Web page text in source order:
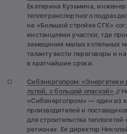
Екатерина Кузьмина,
теплотранспортного
на «Большой стройке СГК»
инстанциями участки, где
замещения малых котельных
таланту вести переговоры и
в кратчайшие сроки.
Сибэнергопром: «Энергетики
лупой, с большой опаской» //
«Сибэнергопром» — один из
производителей и
для строительства теплосетей
регионах. Ее директор